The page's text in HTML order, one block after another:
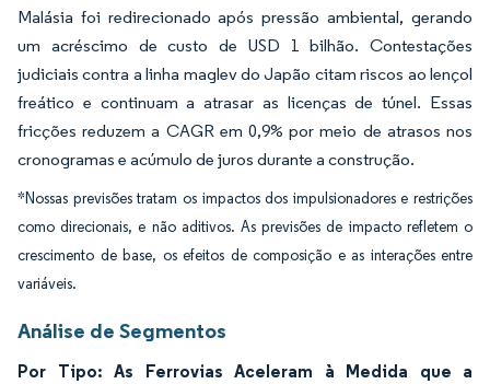
Malásia foi redirecionado após pressão ambiental, gerando
um acréscimo de custo de USD 1 bilhão. Contestações
judiciais contra a linha maglev do Japão citam riscos ao lençol
freático e continuam a atrasar as licenças de túnel. Essas
fricções reduzem a CAGR em 0,9% por meio de atrasos nos
cronogramas e acúmulo de juros durante a construção.
*Nossas previsões tratam os impactos dos impulsionadores e restrições
como direcionais, e não aditivos. As previsões de impacto refletem o
crescimento de base, os efeitos de composição e as interações entre
variáveis.
Análise de Segmentos
Por Tipo: As Ferrovias Aceleram à Medida que a